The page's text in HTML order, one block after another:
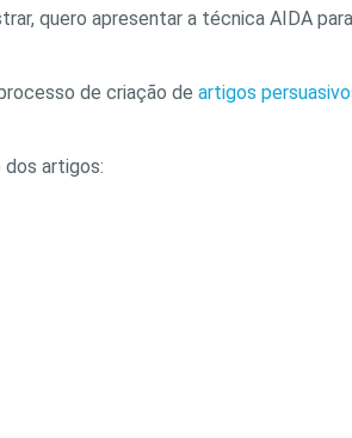
quero apresentar a técnica AIDA
de criação de artigos
artigos: